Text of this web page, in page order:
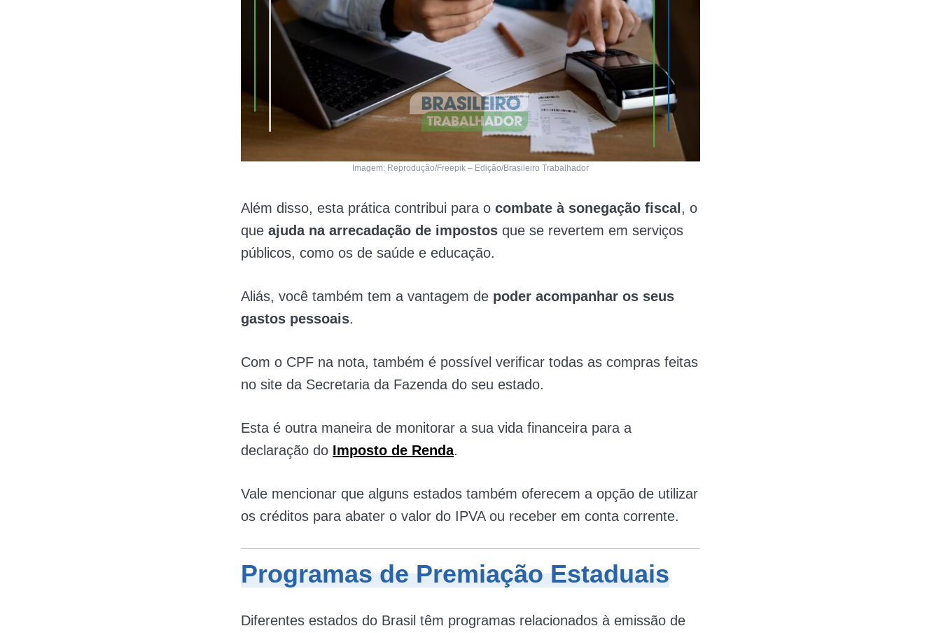
Imagem: Reprodução/Freepik – Edição/Brasileiro Trabalhador
Além disso, esta prática contribui para o combate à sonegação fiscal , o
que ajuda na arrecadação de impostos que se revertem em serviços
públicos, como os de saúde e educação.
Aliás, você também tem a vantagem de poder acompanhar os seus
gastos pessoais.
Com o CPF na nota, também é possível verificar todas as compras feitas
no site da Secretaria da Fazenda do seu estado.
Esta é outra maneira de monitorar a sua vida financeira para a
declaração do Imposto de Renda.
Vale mencionar que alguns estados também oferecem a opção de utilizar
os créditos para abater o valor do IPVA ou receber em conta corrente.
Programas de Premiação Estaduais
Diferentes estados do Brasil têm programas relacionados à emissão de